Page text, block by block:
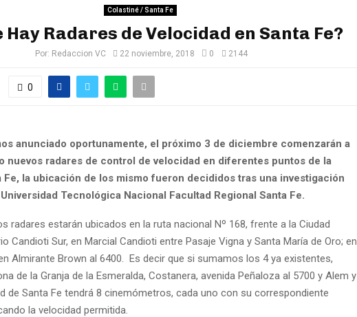
Colastiné / Santa Fe
Hay Radares de Velocidad en Santa Fe?
Por: Redaccion VC 22 noviembre, 2018 0 2144
0
anunciado oportunamente, el próximo 3 de diciembre comenzarán a
nuevos radares de control de velocidad en diferentes puntos de la
Fe, la ubicación de los mismo fueron decididos tras una investigación
Tecnológica Nacional Facultad Regional Santa Fe.
radares estarán ubicados en la ruta nacional Nº 168, frente a la Ciudad
Candioti Sur, en Marcial Candioti entre Pasaje Vigna y Santa María de Oro; en
Almirante Brown al 6400. Es decir que si sumamos los 4 ya existentes,
de la Granja de la Esmeralda, Costanera, avenida Peñaloza al 5700 y Alem y
de Santa Fe tendrá 8 cinemómetros, cada uno con su correspondiente
la velocidad permitida.